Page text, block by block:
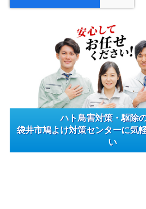
ハト鳥害対策・駆除
袋井市鳩よけ対策センターに気
い